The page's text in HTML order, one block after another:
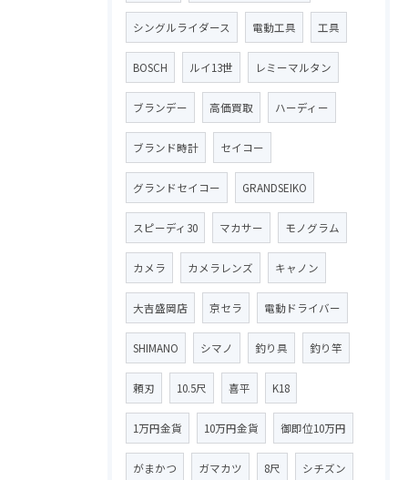
シングルライダース 電動工具 工具
BOSCH ルイ13世 レミーマルタン
ブランデー 高価買取 ハーディー
ブランド時計 セイコー
グランドセイコー GRANDSEIKO
スピーディ30 マカサー モノグラム
カメラ カメラレンズ キャノン
大吉盛岡店 京セラ 電動ドライバー
SHIMANO シマノ 釣り具 釣り竿
頼刃 10.5尺 喜平 K18
1万円金貨 10万円金貨 御即位10万円
がまかつ ガマカツ 8尺 シチズン